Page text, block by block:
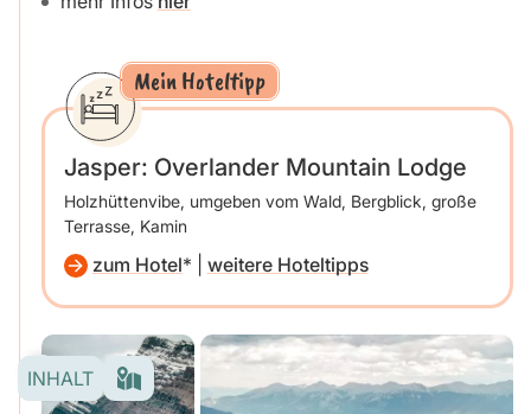
Mein Hoteltipp
Jasper: Overlander Mountain Lodge
Holzhüttenvibe, umgeben vom Wald, Bergblick, große
Terrasse, Kamin
zum Hotel weitere Hoteltipps
INHALT